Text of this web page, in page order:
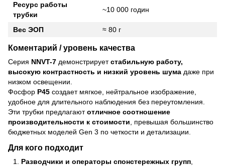
Ресурс работы
трубки
~10 000 годин
Вес ЭОП ≈ 80 г
Коментарий / уровень качества
Серия NNVT-7 демонстрируетстабильную работу,
высокую контрастность и низкий уровень шума даже при
низком освещении.
Фосфор P45 создает мягкое, нейтральное изображение,
удобное для длительного наблюдения без переутомления.
Эти трубки предлагаютотличное соотношение
производительности к стоимости , превышая большинство
бюджетных моделей Gen 3 по четкости и детализации.
Для кого подходит
Разводчики и операторы спонстережных групп